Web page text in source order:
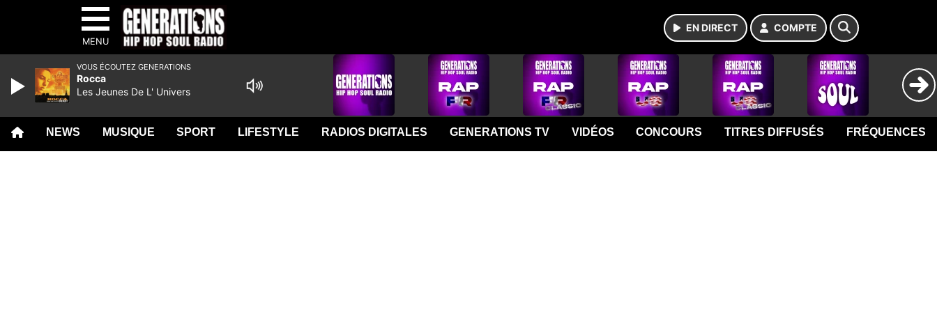
MENU
EN DIRECT COMPTE
NEWS MUSIQUE SPORT LIFESTYLE RADIOS DIGITALES GENERATIONS TV VIDÉOS CONCOURS TITRES DIFFUSÉS FRÉQUENCES
VOUS ÉCOUTEZ GENERATIONS
Rocca
Les Jeunes De L' Univers